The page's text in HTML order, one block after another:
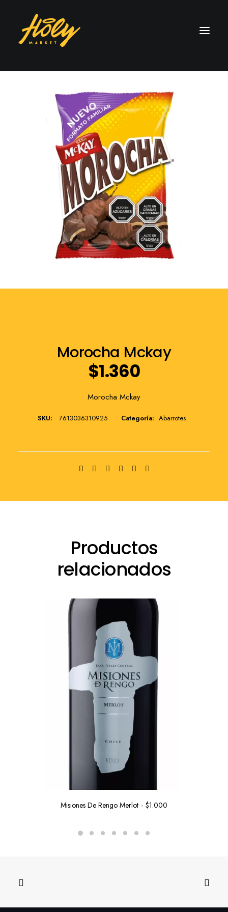
Franquicia
Morocha Mckay
$1.360
Morocha Mckay
SKU: 7613036310925 Categoría: Abarrotes
Productos
relacionados
Misiones De Rengo Merlot $1.000